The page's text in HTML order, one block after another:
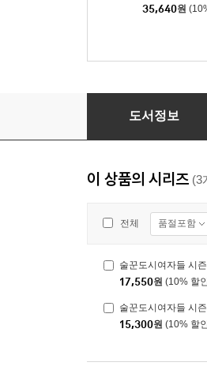
35,640원
술꾼도시여자들 시즌 2
도서정보
이 상품의 시리즈 (3
전체 품절포함
술꾼도시여자들 시
17,550원 (10% 할
술꾼도시여자들 시
15,300원 (10% 할